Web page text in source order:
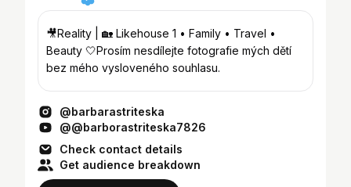
🎥Reality | 🏡 Likehouse 1 • Family • Travel •
Beauty 🤍Prosím nesdílejte fotografie mých dětí
bez mého vysloveného souhlasu.
@barbarastriteska
@@barborastriteska7826
Check contact details
Get audience breakdown